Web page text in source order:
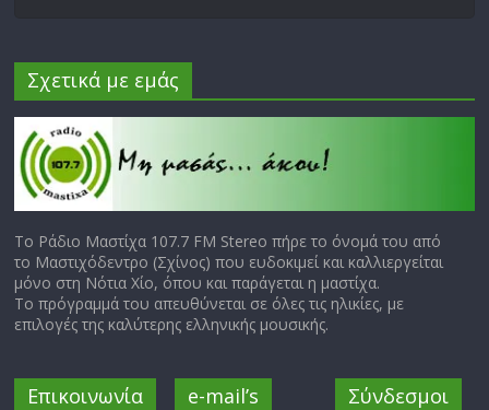
Σχετικά με εμάς
Το Ράδιο Μαστίχα 107.7 FM Stereo πήρε το όνομά του από
το Μαστιχόδεντρο (Σχίνος) που ευδοκιμεί και καλλιεργείται
μόνο στη Νότια Χίο, όπου και παράγεται η μαστίχα.
Το πρόγραμμά του απευθύνεται σε όλες τις ηλικίες, με
επιλογές της καλύτερης ελληνικής μουσικής.
Επικοινωνία e-mail’s Σύνδεσμοι